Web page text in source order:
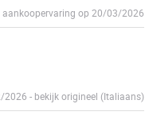
op 20/03/2026
2026 - bekijk origineel (Italiaans)